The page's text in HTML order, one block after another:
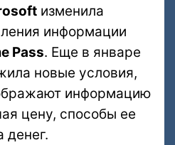
изменила
информации
Pass. Еще в январе
новые условия,
информацию
цену, способы ее
денег.